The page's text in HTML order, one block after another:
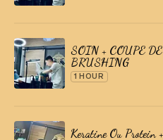
SOIN + COUPE
BRUSHING
1 HOUR
Keratine Ou Protein +